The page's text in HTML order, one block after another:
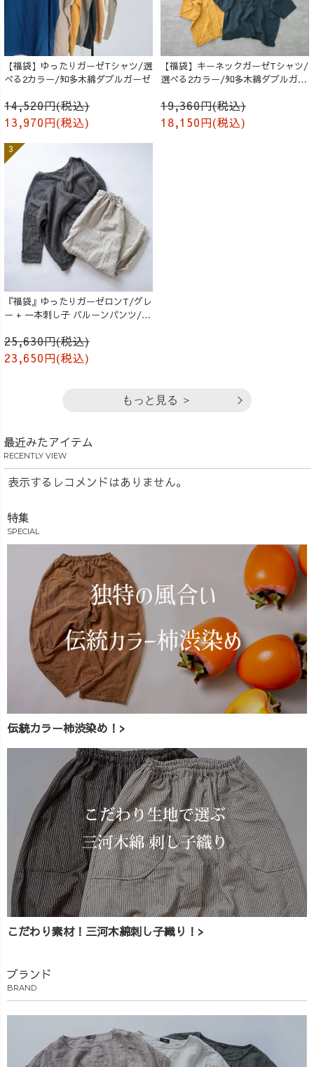
【福袋】ゆったりガーゼTシャツ/選
べる2カラー/知多木綿ダブルガーゼ
14,520円(税込)
13,970円(税込)
【福袋】キーネックガーゼTシャツ/
選べる2カラー/知多木綿ダブルガー
ゼ
19,360円(税込)
18,150円(税込)
『福袋』ゆったりガーゼロンT/グレ
ー + 一本刺し子 バルーンパンツ/生
25,630円(税込)
23,650円(税込)
もっと見る ＞
最近みたアイテム
RECENTLY VIEW
表示するレコメンドはありません。
特集
SPECIAL
伝統カラー柿渋染め！>
こだわり素材！三河木綿刺し子織り！>
ブランド
BRAND